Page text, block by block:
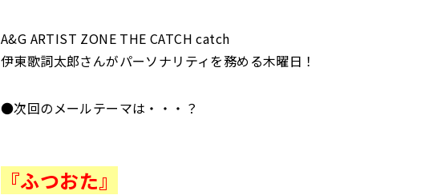
A&G ARTIST ZONE THE CATCH catch
伊東歌詞太郎さんがパーソナリティを務める木曜日！
●次回のメールテーマは・・・？
『ふつおた』